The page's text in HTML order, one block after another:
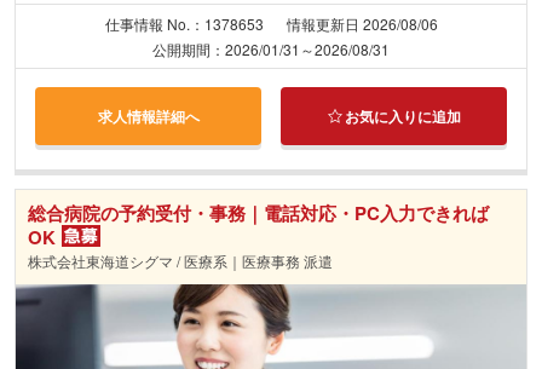
仕事情報 No.：1378653
情報更新日 2026/08/06
公開期間：2026/01/31～2026/08/31
求人情報詳細へ お気に入りに追加
総合病院の予約受付・事務｜電話対応・PC入力できれば
OK
株式会社東海道シグマ / 医療系｜医療事務 派遣